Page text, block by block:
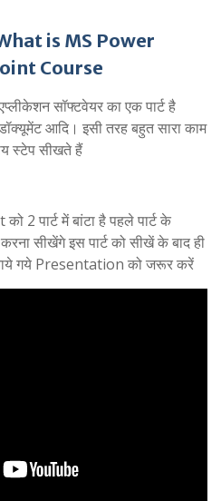
is MS Power
Course
सॉफ्टवेयर का एक पार्ट है
आदि। इसी तरह बहुत सारा काम
स्टेप सीखते हैं
2 पार्ट में बांटा है पहले पार्ट के
सीखेंगे इस पार्ट को सीखें के बाद ही
गये Presentation को जरूर करें